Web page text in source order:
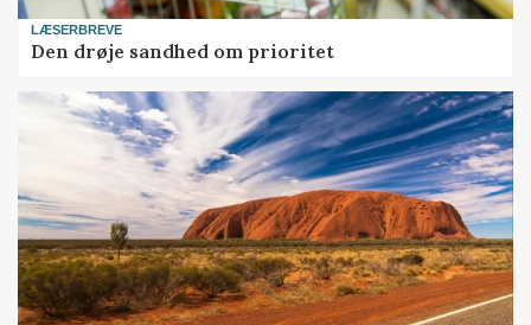
LÆSERBREVE
Den drøje sandhed om prioritet